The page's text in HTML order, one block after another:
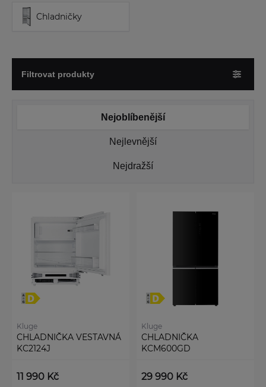
Chladničky
Filtrovat produkty
Nejoblíbenější
Nejlevnější
Nejdražší
Kluge
CHLADNIČKA VESTAVNÁ
KC2124J
11 990 Kč
Kluge
CHLADNIČKA
KCM600GD
29 990 Kč